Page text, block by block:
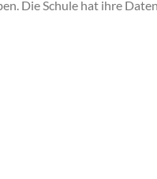
Die Schule hat ihre